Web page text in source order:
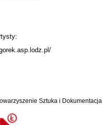
Sztuka i Dokumentacja